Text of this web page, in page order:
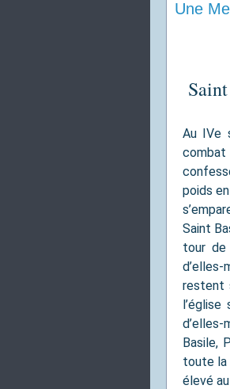
Une
Au IVe
combat
poids
Saint
tour de
d’elles-
restent
d’elles-
Basile,
toute la
élevé